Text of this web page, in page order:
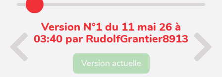
Version N°1 du 11 mai 26 à
03:40 par RudolfGrantier8913
Version actuelle